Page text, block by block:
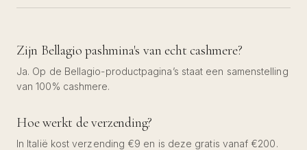
Zijn Bellagio pashmina's van echt cashmere?
Ja. Op de Bellagio-productpagina’s staat een samenstelling
van 100% cashmere.
Hoe werkt de verzending?
In Italië kost verzending €9 en is deze gratis vanaf €200.